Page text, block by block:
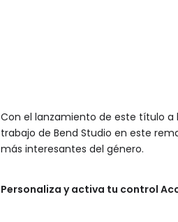
Con el lanzamiento de este título
trabajo de Bend Studio en este
más interesantes del género.
Personaliza y activa tu control